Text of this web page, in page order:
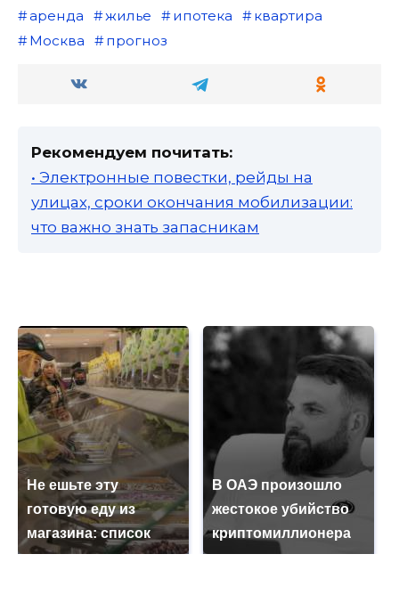
аренда жилье ипотека
квартира
Москва
прогноз
Рекомендуем почитать:
• Электронные повестки, рейды на
улицах, сроки окончания мобилизации:
что важно знать запасникам
Не ешьте эту
готовую еду из
магазина: список
В ОАЭ произошло
жестокое убийство
криптомиллионера